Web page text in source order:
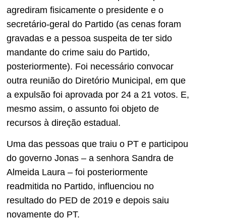
agrediram fisicamente o presidente e o
secretário-geral do Partido (as cenas foram
gravadas e a pessoa suspeita de ter sido
mandante do crime saiu do Partido,
posteriormente). Foi necessário convocar
outra reunião do Diretório Municipal, em que
a expulsão foi aprovada por 24 a 21 votos. E,
mesmo assim, o assunto foi objeto de
recursos à direção estadual.
Uma das pessoas que traiu o PT e participou
do governo Jonas – a senhora Sandra de
Almeida Laura – foi posteriormente
readmitida no Partido, influenciou no
resultado do PED de 2019 e depois saiu
novamente do PT.